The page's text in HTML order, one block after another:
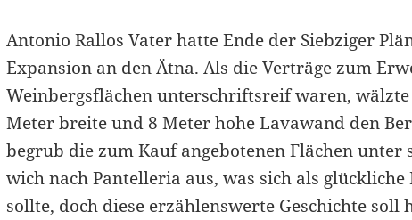
Antonio Rallos Vater hatte Ende der Siebziger
Expansion an den Ätna. Als die Verträge zum
Weinbergsflächen unterschriftsreif waren, wälzte
Meter breite und 8 Meter hohe Lavawand den
begrub die zum Kauf angebotenen Flächen unter
wich nach Pantelleria aus, was sich als glückliche
sollte, doch diese erzählenswerte Geschichte